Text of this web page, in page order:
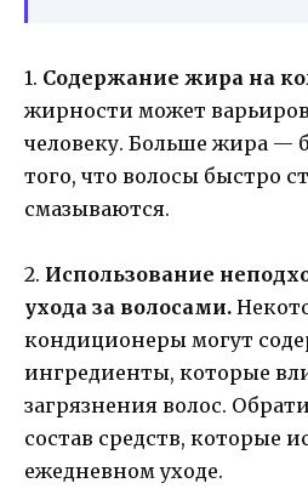
1. Содержание жира на
жирности может
человеку. Больше жира —
того, что волосы быстро
смазываются.
2. Использование
ухода за волосами.
кондиционеры могут
ингредиенты, которые
загрязнения волос.
состав средств, которые
ежедневном уходе.